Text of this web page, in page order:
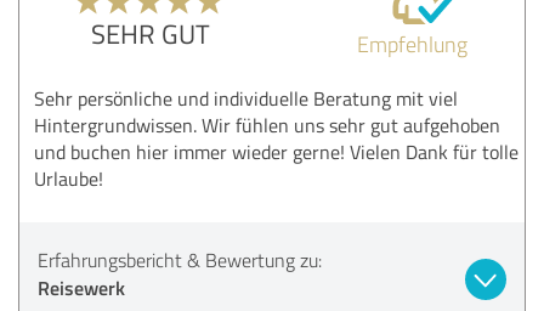
SEHR GUT Empfehlung
Sehr persönliche und individuelle Beratung mit viel
Hintergrundwissen. Wir fühlen uns sehr gut aufgehoben
und buchen hier immer wieder gerne! Vielen Dank für tolle
Urlaube!
Erfahrungsbericht & Bewertung zu:
Reisewerk